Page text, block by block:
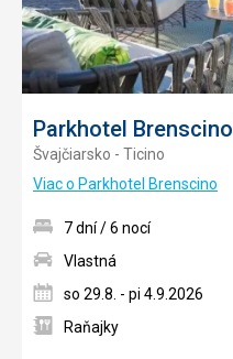
Parkhotel Brenscino
Švajčiarsko - Ticino
Viac o Parkhotel Brenscino
7 dní / 6 nocí
Vlastná
so 29.8. - pi 4.9.2026
Raňajky